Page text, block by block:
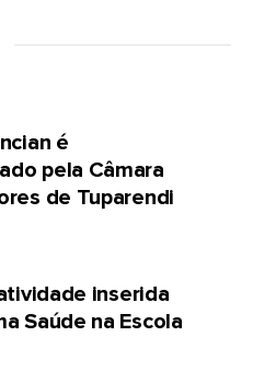
é
pela Câmara
de Tuparendi
inserida
Saúde na Escola